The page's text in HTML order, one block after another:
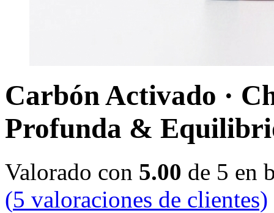
Carbón Activado ·
Profunda &
Valorado con 5.00 de 5 en
(5 valoraciones de clientes)